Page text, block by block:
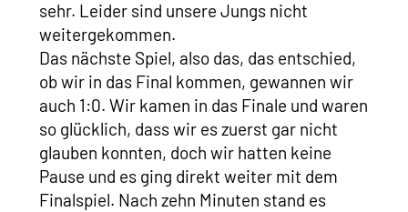
sehr. Leider sind unsere Jungs nicht
weitergekommen.
Das nächste Spiel, also das, das entschied,
ob wir in das Final kommen, gewannen wir
auch 1:0. Wir kamen in das Finale und waren
so glücklich, dass wir es zuerst gar nicht
glauben konnten, doch wir hatten keine
Pause und es ging direkt weiter mit dem
Finalspiel. Nach zehn Minuten stand es